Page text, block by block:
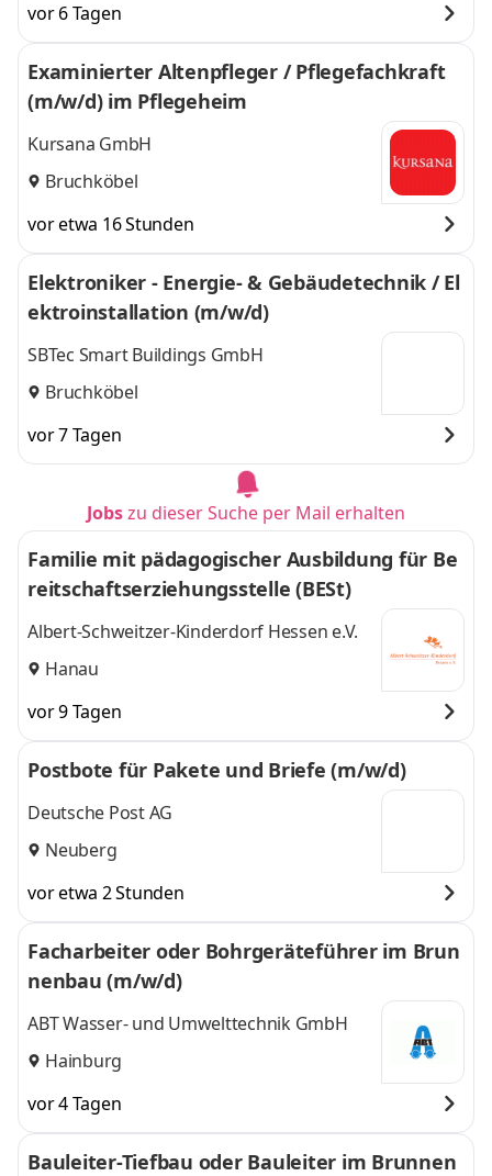
vor 6 Tagen
Examinierter Altenpfleger / Pflegefachkraft
(m/w/d) im Pflegeheim
Kursana GmbH
Bruchköbel
vor etwa 16 Stunden
Elektroniker - Energie- & Gebäudetechnik / El
ektroinstallation (m/w/d)
SBTec Smart Buildings GmbH
Bruchköbel
vor 7 Tagen
Jobszu dieser Suche per Mail erhalten
Familie mit pädagogischer Ausbildung für Be
reitschaftserziehungsstelle (BESt)
Albert-Schweitzer-Kinderdorf Hessen e.V.
Hanau
vor 9 Tagen
Postbote für Pakete und Briefe (m/w/d)
Deutsche Post AG
Neuberg
vor etwa 2 Stunden
Facharbeiter oder Bohrgeräteführer im Brun
nenbau (m/w/d)
ABT Wasser- und Umwelttechnik GmbH
Hainburg
vor 4 Tagen
Bauleiter-Tiefbau oder Bauleiter im Brunnen